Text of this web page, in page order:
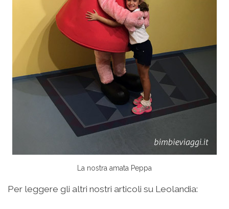
La nostra amata Peppa
Per leggere gli altri nostri articoli su Leolandia: